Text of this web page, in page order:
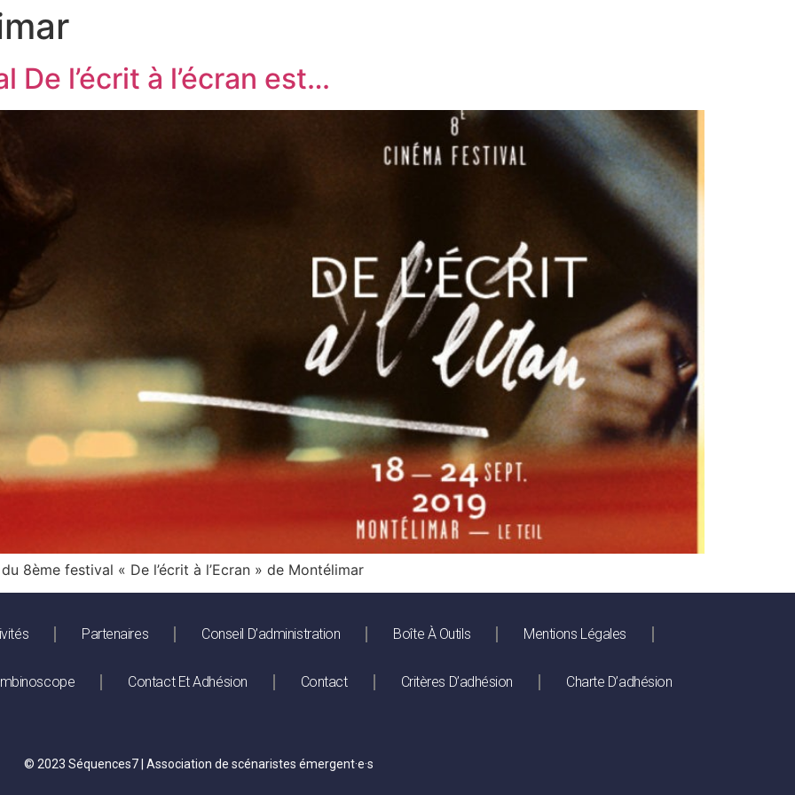
De l’écrit à l’écran est…
8ème festival « De l’écrit à l’Ecran » de Montélimar
Partenaires Conseil D’administration Boîte À Outils Mentions Légales
Contact Et Adhésion Contact Critères D’adhésion Charte D’adhésion
© 2023 Séquences7 | Association de scénaristes émergent·e·s